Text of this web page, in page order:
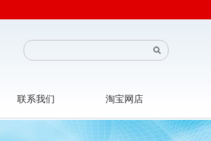
联系我们 淘宝网店